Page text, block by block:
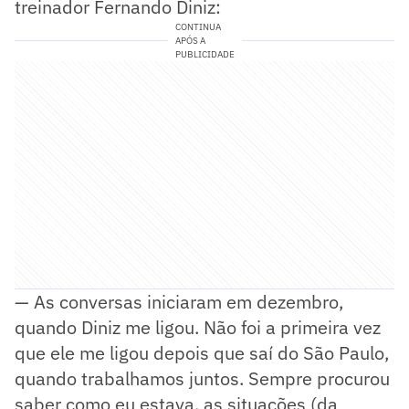
treinador Fernando Diniz:
CONTINUA
APÓS A
PUBLICIDADE
— As conversas iniciaram em dezembro,
quando Diniz me ligou. Não foi a primeira vez
que ele me ligou depois que saí do São Paulo,
quando trabalhamos juntos. Sempre procurou
saber como eu estava, as situações (da